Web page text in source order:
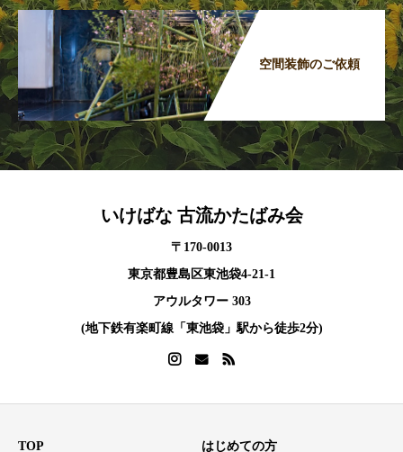
空間装飾のご依頼
いけばな 古流かたばみ会
〒170-0013
東京都豊島区東池袋4-21-1
アウルタワー 303
(地下鉄有楽町線「東池袋」駅から徒歩2分)
TOP はじめての方